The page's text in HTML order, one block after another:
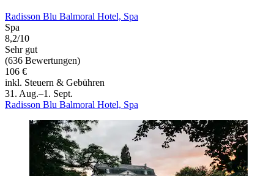
Radisson Blu Balmoral Hotel, Spa
Spa
8,2/10
Sehr gut
(636 Bewertungen)
106 €
inkl. Steuern & Gebühren
31. Aug.–1. Sept.
Radisson Blu Balmoral Hotel, Spa